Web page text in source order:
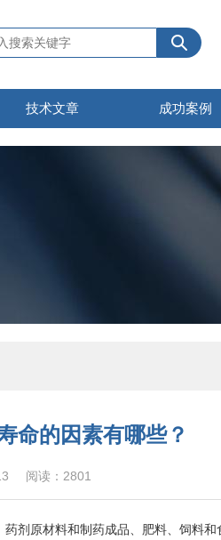
技术文章 成功案例
命的因素有哪些？
阅读：2801
剂原材料和制药成品、肥料、饲料